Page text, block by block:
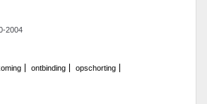
2004
ontbinding
opschorting